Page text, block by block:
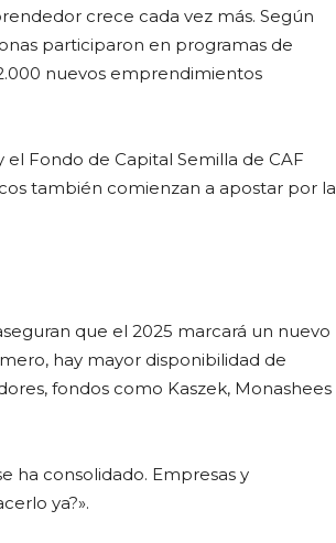
crece cada vez más. Según
participaron en programas de
nuevos emprendimientos
el Fondo de Capital Semilla de CAF
también comienzan a apostar por la
que el 2025 marcará un nuevo
hay mayor disponibilidad de
fondos como Kaszek, Monashees
ha consolidado. Empresas y
ya?».